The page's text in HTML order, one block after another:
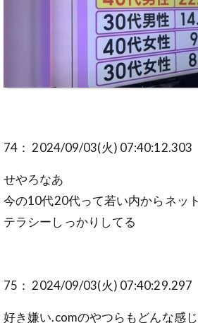
74： 2024/09/03(火) 07:40:12.303
せやろなあ
今の10代20代って若い内からネッ
テラシーしっかりしてる
75： 2024/09/03(火) 07:40:29.297
好き嫌い.comのやつらもどんな感